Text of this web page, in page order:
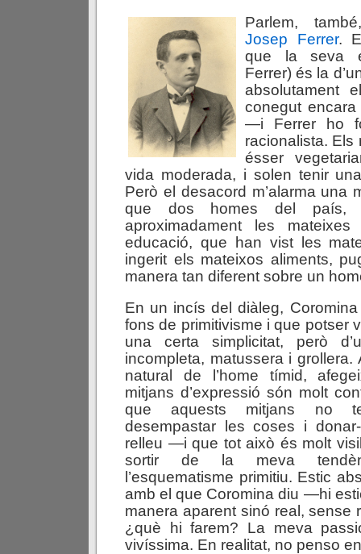
Parlem,
Josep Ferrer.
que la seva
Ferrer) és la
absolutament
conegut
—i Ferrer ho
racionalista. Els
ésser
vida moderada, i solen tenir
Però el desacord m’alarma una
que dos homes del país,
aproximadament les
educació, que han vist les
ingerit els mateixos aliments,
manera tan diferent sobre un
En un incís del diàleg,
fons de primitivisme i que potser
una certa simplicitat, però
incompleta, matussera i grollera.
natural de l’home tímid,
mitjans d’expressió són molt
que aquests mitjans no
desempastar les coses i
relleu —i que tot això és molt
sortir de la meva
l’esquematisme primitiu. Estic
amb el que Coromina diu —hi
manera aparent sinó real, sense
¿què hi farem? La meva
vivíssima. En realitat, no penso